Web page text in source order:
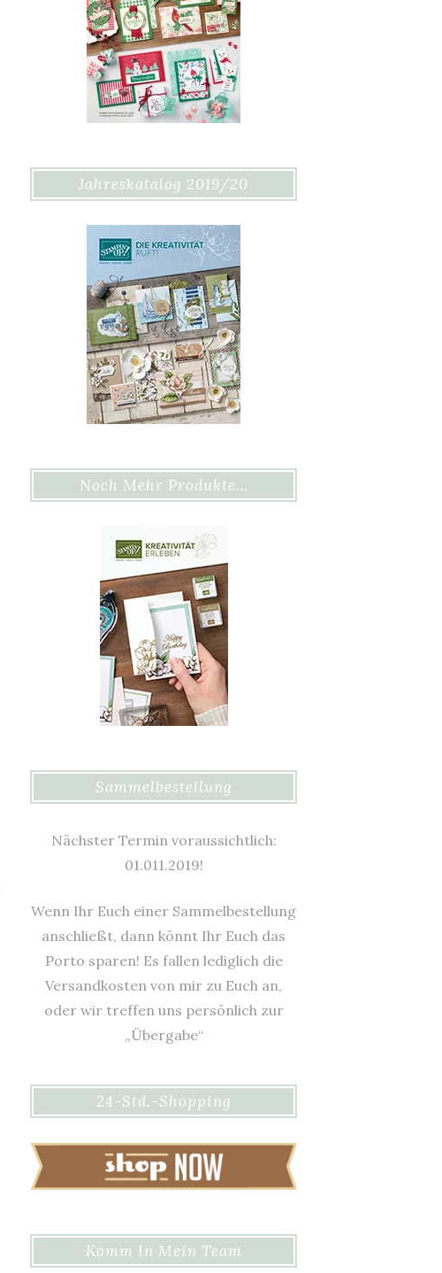
Jahreskatalog 2019/20
Noch Mehr Produkte…
Sammelbestellung
Nächster Termin voraussichtlich:
01.011.2019!
Wenn Ihr Euch einer Sammelbestellung
anschließt, dann könnt Ihr Euch das
Porto sparen! Es fallen lediglich die
Versandkosten von mir zu Euch an,
oder wir treffen uns persönlich zur
„Übergabe“
24-Std.-Shopping
Komm In Mein Team